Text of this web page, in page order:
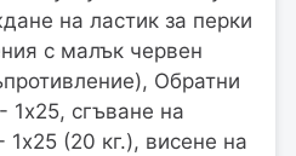
на ластик за перки
с малък червен
Обратни
1х25, сгъване на
(20 кг.), висене на